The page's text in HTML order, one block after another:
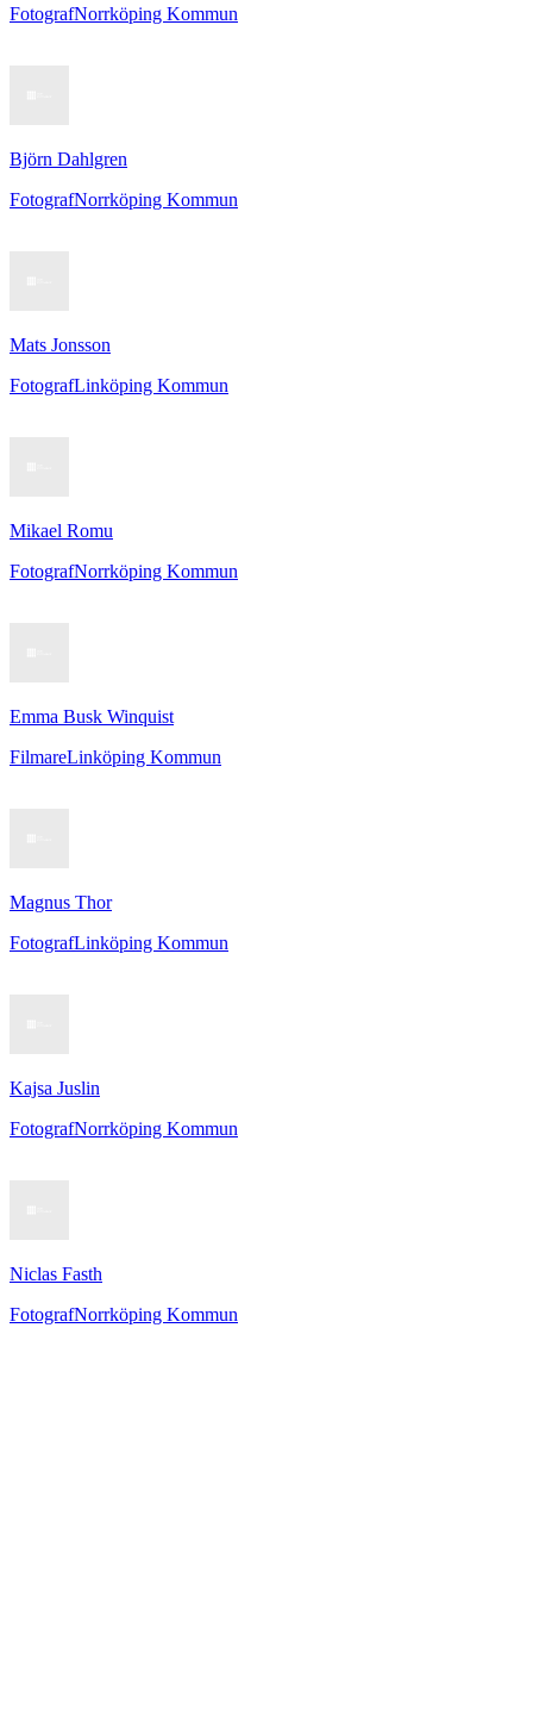
FotografNorrköping Kommun
Björn Dahlgren
FotografNorrköping Kommun
Mats Jonsson
FotografLinköping Kommun
Mikael Romu
FotografNorrköping Kommun
Emma Busk Winquist
FilmareLinköping Kommun
Magnus Thor
FotografLinköping Kommun
Kajsa Juslin
FotografNorrköping Kommun
Niclas Fasth
FotografNorrköping Kommun